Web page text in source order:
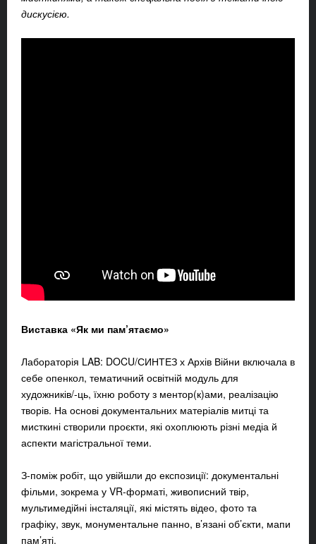
дискусією.
Виставка «Як ми пам’ятаємо»
Лабораторія LAB: DOCU/СИНТЕЗ х Архів Війни включала в
себе опенкол, тематичний освітній модуль для
художників/-ць, їхню роботу з ментор(к)ами, реалізацію
творів. На основі документальних матеріалів митці та
мисткині створили проєкти, які охоплюють різні медіа й
аспекти магістральної теми.
З-поміж робіт, що увійшли до експозиції: документальні
фільми, зокрема у VR-форматі, живописний твір,
мультимедійні інсталяції, які містять відео, фото та
графіку, звук, монументальне панно, в’язані об’єкти, мапи
пам’яті.